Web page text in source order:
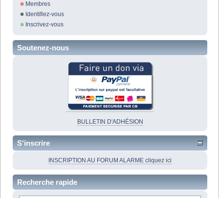
Membres
Identifiez-vous
Inscrivez-vous
Soutenez-nous
BULLETIN D'ADHÉSION
S'inscrire
INSCRIPTION AU FORUM ALARME cliquez ici
Recherche rapide